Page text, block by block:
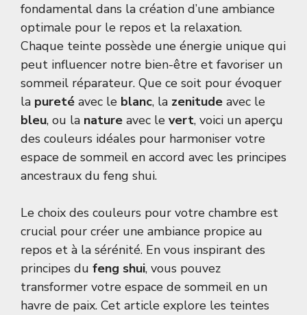
fondamental dans la création d’une ambiance
optimale pour le repos et la relaxation.
Chaque teinte possède une énergie unique qui
peut influencer notre bien-être et favoriser un
sommeil réparateur. Que ce soit pour évoquer
la pureté avec le blanc, la zenitude avec le
bleu, ou la nature avec le vert, voici un aperçu
des couleurs idéales pour harmoniser votre
espace de sommeil en accord avec les principes
ancestraux du feng shui.
Le choix des couleurs pour votre chambre est
crucial pour créer une ambiance propice au
repos et à la sérénité. En vous inspirant des
principes du feng shui, vous pouvez
transformer votre espace de sommeil en un
havre de paix. Cet article explore les teintes